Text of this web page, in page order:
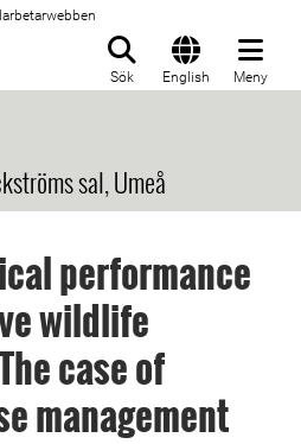
Sök English Meny
sal, Umeå
performance
wildlife
case of
management